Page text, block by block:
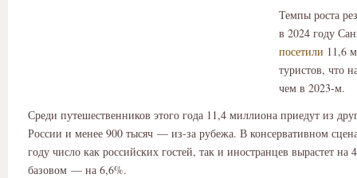
Темпы роста
в 2024 году
посетили 11,6
туристов, что
чем в 2023-м.
Среди путешественников этого года 11,4 миллиона приедут из
России и менее 900 тысяч — из-за рубежа. В консервативном
году число как российских гостей, так и иностранцев вырастет на
базовом — на 6,6%.